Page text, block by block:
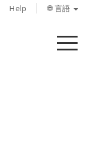
Help 🌐 言語
メ